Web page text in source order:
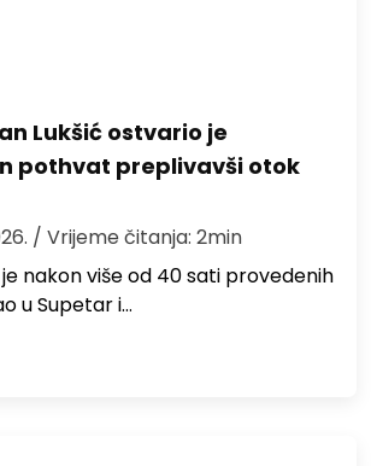
Lukšić ostvario je
pothvat preplivavši otok
/ Vrijeme čitanja: 2min
nakon više od 40 sati provedenih
u Supetar i…